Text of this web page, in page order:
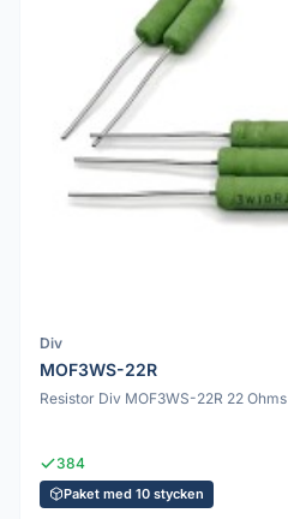
Div
MOF3WS-22R
Resistor Div MOF3WS-22R 22
384
Paket med 10 stycken